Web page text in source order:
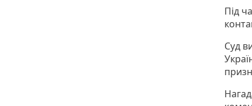
Під
Суд